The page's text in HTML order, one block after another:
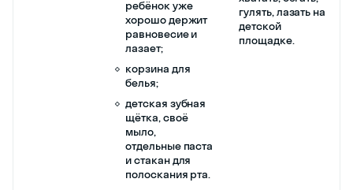
ребёнок уже
хорошо держит
равновесие и
лазает;
корзина для
белья;
детская зубная
щётка, своё
мыло,
отдельные паста
и стакан для
полоскания рта.
гулять, лазать на
детской
площадке.